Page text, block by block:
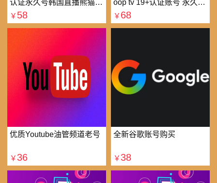
认证永久号韩国直播熊猫tv
可改密 一人一号
￥ 58
oop tv 19+认证账号 永久使
用
￥ 68
优质Youtube油管频道老号
￥ 36
全新谷歌账号购买
￥ 38